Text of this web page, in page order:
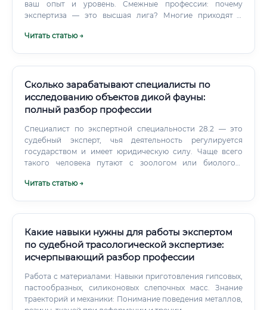
ваш опыт и уровень. Смежные профессии: почему
экспертиза — это высшая лига? Многие приходят в
Читать статью →
Сколько зарабатывают специалисты по
исследованию объектов дикой фауны:
полный разбор профессии
Специалист по экспертной специальности 28.2 — это
судебный эксперт, чья деятельность регулируется
государством и имеет юридическую силу. Чаще всего
такого человека путают с зоологом или биологом.
административного судопроизводства — он даёт
Читать статью →
Какие навыки нужны для работы экспертом
по судебной трасологической экспертизе:
исчерпывающий разбор профессии
Работа с материалами: Навыки приготовления гипсовых,
пастообразных, силиконовых слепочных масс. Знание
траекторий и механики: Понимание поведения металлов,